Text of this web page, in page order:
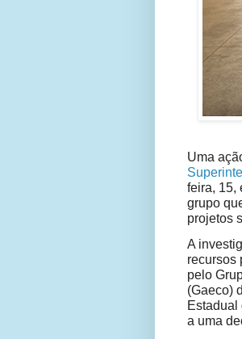
Uma
feira, 15,
grupo
projetos
A
recursos
pelo
(Gaeco)
Estadual
a uma